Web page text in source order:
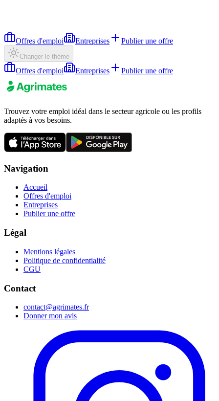
Offres d'emploi Entreprises Publier une offre
Changer le thème
Offres d'emploi Entreprises Publier une offre
Trouvez votre emploi idéal dans le secteur agricole ou les profils
adaptés à vos besoins.
Navigation
Accueil
Offres d'emploi
Entreprises
Publier une offre
Légal
Mentions légales
Politique de confidentialité
CGU
Contact
contact@agrimates.fr
Donner mon avis